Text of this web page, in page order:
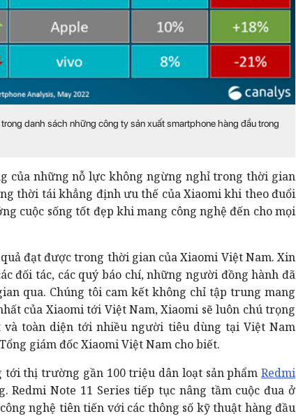
danh sách những công ty sản xuất smartphone hàng đầu trong
của những nỗ lực không ngừng nghỉ trong thời gian
thời tái khẳng định ưu thế của Xiaomi khi theo đuổi
cuộc sống tốt đẹp khi mang công nghệ đến cho mọi
đạt được trong thời gian của Xiaomi Việt Nam. Xin
đối tác, các quý báo chí, những người đồng hành đã
qua. Chúng tôi cam kết không chỉ tập trung mang
của Xiaomi tới Việt Nam, Xiaomi sẽ luôn chú trọng
toàn diện tới nhiều người tiêu dùng tại Việt Nam
giám đốc Xiaomi Việt Nam cho biết.
tới thị trường gần 100 triệu dân loạt sản phẩm Redmi
Redmi Note 11 Series tiếp tục nâng tầm cuộc đua ở
nghệ tiên tiến với các thông số kỹ thuật hàng đầu